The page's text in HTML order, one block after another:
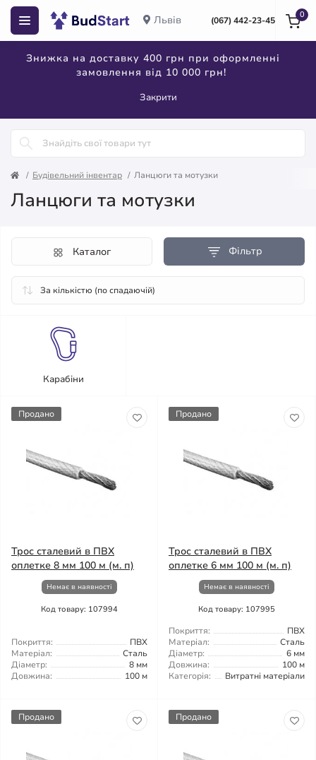
Львів (067) 442-23-45
Знижка на доставку 400 грн при оформленні
замовлення від 10 000 грн!
Закрити
0
Будівельний інвентар Ланцюги та мотузки
Ланцюги та мотузки
Фільтр
Каталог
Карабіни
Продано
Трос сталевий в ПВХ
оплетке 8 мм 100 м (м. п)
Немає в наявності
Код товару: 107994
Покриття:
ПВХ
Матеріал:
Сталь
Діаметр:
8 мм
Довжина:
100 м
Продано
Трос сталевий в ПВХ
оплетке 6 мм 100 м (м. п)
Немає в наявності
Код товару: 107995
Покриття:
ПВХ
Матеріал:
Сталь
Діаметр:
6 мм
Довжина:
100 м
Категорія:
Витратні матеріали
Продано Продано